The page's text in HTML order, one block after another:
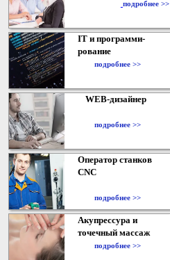
подробнее >>
IT и программи-
рование
подробнее >>
WEB-дизайнер
подробнее >>
Оператор станков
CNC
подробнее >>
Акупрессура и
точечный массаж
подробнее >>